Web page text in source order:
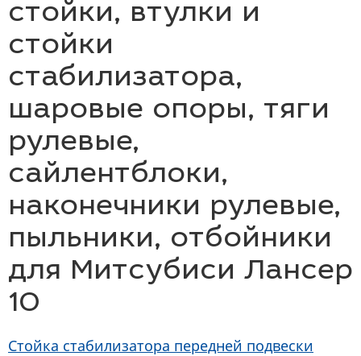
стойки, втулки и
стойки
стабилизатора,
шаровые опоры, тяги
рулевые,
сайлентблоки,
наконечники рулевые,
пыльники, отбойники
для Митсубиси Лансер
10
Cтойка стабилизатора передней подвески